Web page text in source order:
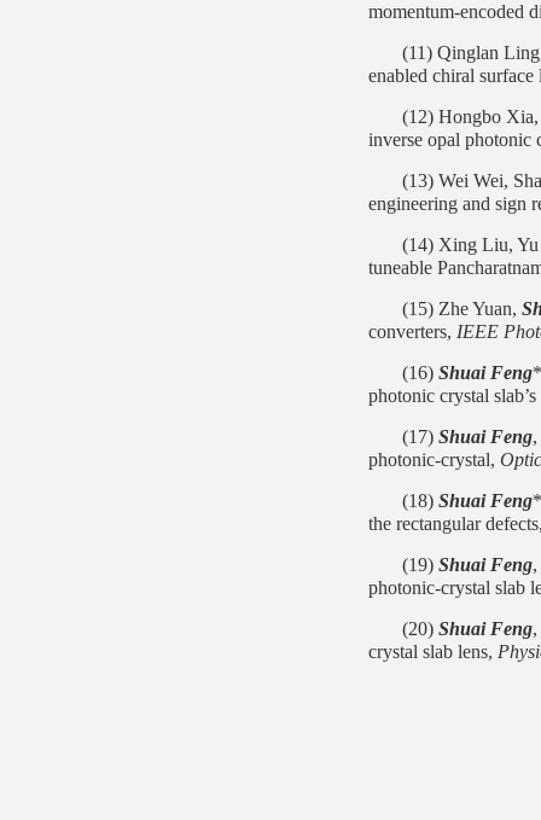
momentum-encoded
(11) Qinglan
enabled chiral surface
(12) Hongbo
inverse opal photonic
(13) Wei Wei,
engineering and sign
(14) Xing Liu, Yu
tuneable
(15) Zhe Yuan,
converters, IEEE
(16) Shuai Feng*
photonic crystal
(17) Shuai Feng
photonic-crystal,
(18) Shuai Feng*
the rectangular
(19) Shuai Feng
photonic-crystal slab
(20) Shuai Feng
crystal slab lens,